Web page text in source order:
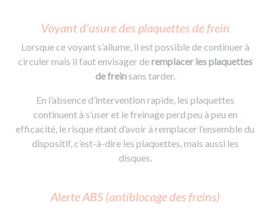
Voyant d’usure des plaquettes de frein
Lorsque ce voyant s’allume, il est possible de continuer à
circuler mais il faut envisager deremplacer les plaquettes
de freinsans tarder.
En l’absence d’intervention rapide, les plaquettes
continuent à s’user et le freinage perd peu à peu en
efficacité, le risque étant d’avoir à remplacer l’ensemble du
dispositif, c’est-à-dire les plaquettes, mais aussi les
disques.
Alerte ABS (antiblocage des freins)